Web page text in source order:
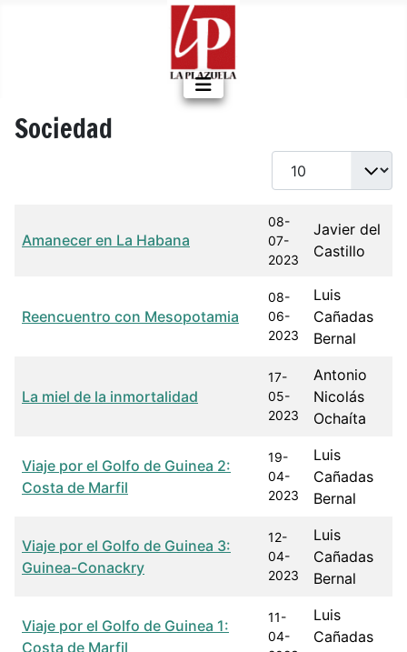
Sociedad
Cantidad a mostrar
Autor
Amanecer en La Habana
08-
07-
2023
Javier del
Castillo
Reencuentro con Mesopotamia
08-
06-
2023
Luis
Cañadas
Bernal
La miel de la inmortalidad
17-
05-
2023
Antonio
Nicolás
Ochaíta
Viaje por el Golfo de Guinea 2:
Costa de Marfil
19-
04-
2023
Luis
Cañadas
Bernal
Viaje por el Golfo de Guinea 3:
Guinea-Conackry
12-
04-
2023
Luis
Cañadas
Bernal
Viaje por el Golfo de Guinea 1:
Costa de Marfil
11-
04-
Luis
Cañadas